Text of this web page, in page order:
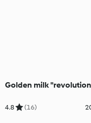
Golden milk
4.8 (16)